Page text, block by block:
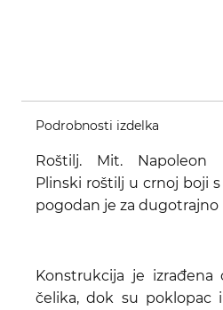
Podrobnosti izdelka
Roštilj. Mit. Napoleon
Plinski roštilj u crnoj boji
pogodan je za dugotrajno
Konstrukcija je izrađena
čelika, dok su poklopac